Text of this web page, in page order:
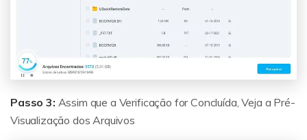
Passo 3: Assim que a Verificação for Concluída, Veja a Pré-
Visualização dos Arquivos